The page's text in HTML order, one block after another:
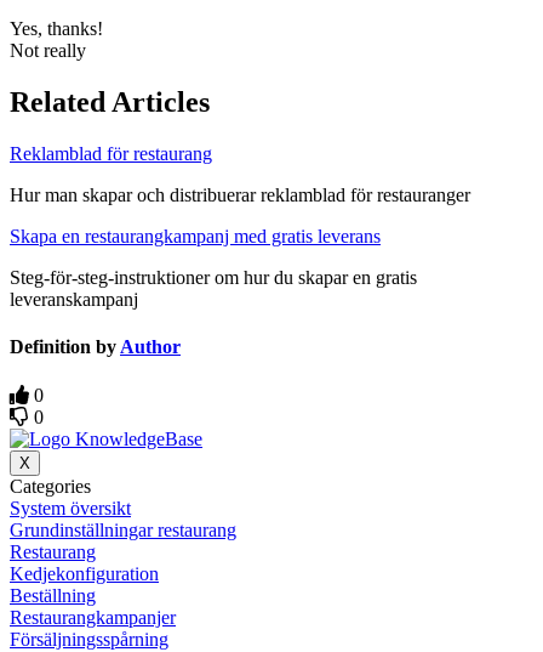
Yes, thanks!
Not really
Related Articles
Reklamblad för restaurang
Hur man skapar och distribuerar reklamblad för restauranger
Skapa en restaurangkampanj med gratis leverans
Steg-för-steg-instruktioner om hur du skapar en gratis
leveranskampanj
Definition by Author
0
0
X
Categories
System översikt
Grundinställningar restaurang
Restaurang
Kedjekonfiguration
Beställning
Restaurangkampanjer
Försäljningsspårning